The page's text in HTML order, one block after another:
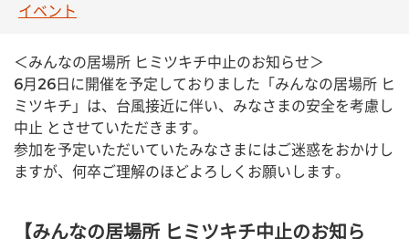
イベント
＜みんなの居場所 ヒミツキチ中止のお知らせ＞
6月26日に開催を予定しておりました「みんなの居場所 ヒ
ミツキチ」は、台風接近に伴い、みなさまの安全を考慮し
中止 とさせていただきます。
参加を予定いただいていたみなさまにはご迷惑をおかけし
ますが、何卒ご理解のほどよろしくお願いします。
【みんなの居場所 ヒミツキチ中止のお知ら